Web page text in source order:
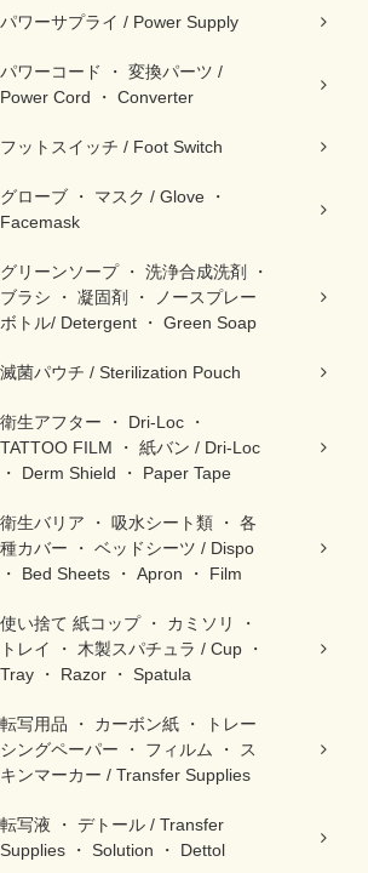
パワーサプライ / Power Supply
パワーコード ・ 変換パーツ /
Power Cord ・ Converter
フットスイッチ / Foot Switch
グローブ ・ マスク / Glove ・
Facemask
グリーンソープ ・ 洗浄合成洗剤 ・
ブラシ ・ 凝固剤 ・ ノースプレー
ボトル/ Detergent ・ Green Soap
滅菌パウチ / Sterilization Pouch
衛生アフター ・ Dri-Loc ・
TATTOO FILM ・ 紙バン / Dri-Loc
・ Derm Shield ・ Paper Tape
衛生バリア ・ 吸水シート類 ・ 各
種カバー ・ ベッドシーツ / Dispo
・ Bed Sheets ・ Apron ・ Film
使い捨て 紙コップ ・ カミソリ ・
トレイ ・ 木製スパチュラ / Cup ・
Tray ・ Razor ・ Spatula
転写用品 ・ カーボン紙 ・ トレー
シングペーパー ・ フィルム ・ ス
キンマーカー / Transfer Supplies
転写液 ・ デトール / Transfer
Supplies ・ Solution ・ Dettol